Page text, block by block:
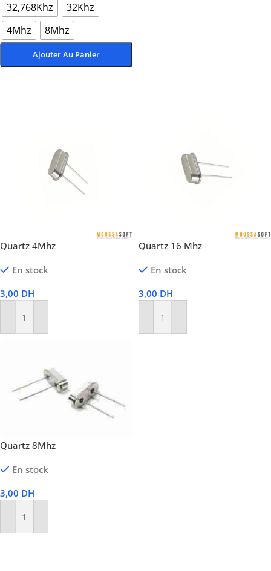
32,768Khz
32Khz
4Mhz
8Mhz
Ajouter Au Panier
Quartz 4Mhz
En stock
3,00 DH
Ajouter Au Panier
Quartz 16 Mhz
En stock
3,00 DH
Ajouter Au Panier
Quartz 8Mhz
En stock
3,00 DH
Ajouter Au Panier